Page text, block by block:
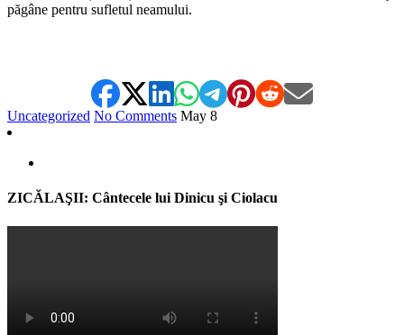
păgâne pentru sufletul neamului.
Uncategorized No Comments May 8
ZICĂLAŞII: Cântecele lui Dinicu şi Ciolacu